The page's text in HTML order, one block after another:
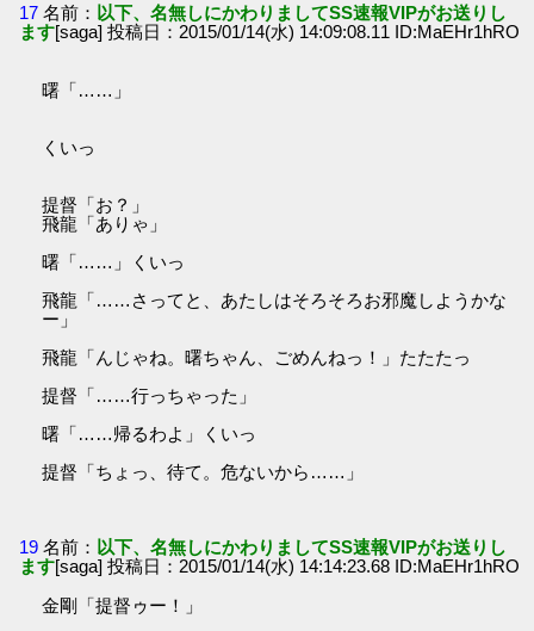
17 名前： 以下、名無しにかわりましてSS速報VIPがお送りし
ます[saga] 投稿日：2015/01/14(水) 14:09:08.11 ID:MaEHr1hRO
曙「……」
くいっ
提督「お？」
飛龍「ありゃ」
曙「……」くいっ
飛龍「……さってと、あたしはそろそろお邪魔しようかな
ー」
飛龍「んじゃね。曙ちゃん、ごめんねっ！」たたたっ
提督「……行っちゃった」
曙「……帰るわよ」くいっ
提督「ちょっ、待て。危ないから……」
19 名前： 以下、名無しにかわりましてSS速報VIPがお送りし
ます[saga] 投稿日：2015/01/14(水) 14:14:23.68 ID:MaEHr1hRO
金剛「提督ゥー！」